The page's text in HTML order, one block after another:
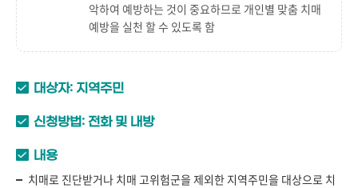
악하여 예방하는 것이 중요하므로 개인별 맞춤 치매
예방을 실천 할 수 있도록 함
대상자: 지역주민
신청방법: 전화 및 내방
내용
치매로 진단받거나 치매 고위험군을 제외한 지역주민을 대상으로 치